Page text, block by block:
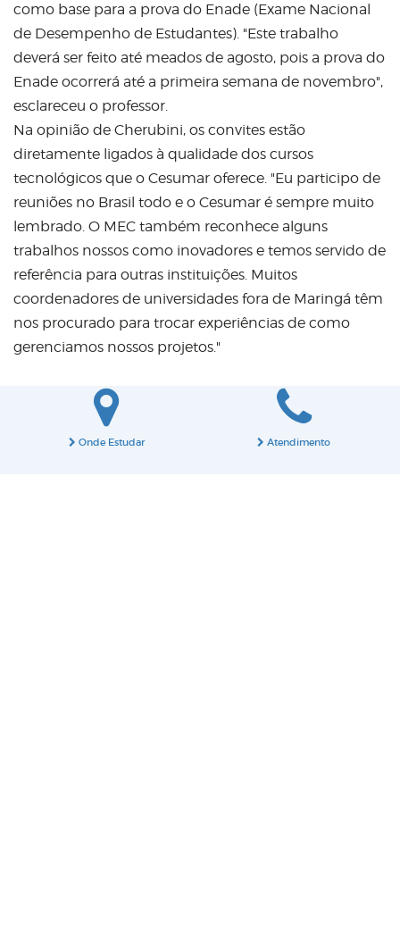
como base para a prova do Enade (Exame Nacional
de Desempenho de Estudantes). "Este trabalho
deverá ser feito até meados de agosto, pois a prova do
Enade ocorrerá até a primeira semana de novembro",
esclareceu o professor.
Na opinião de Cherubini, os convites estão
diretamente ligados à qualidade dos cursos
tecnológicos que o Cesumar oferece. "Eu participo de
reuniões no Brasil todo e o Cesumar é sempre muito
lembrado. O MEC também reconhece alguns
trabalhos nossos como inovadores e temos servido de
referência para outras instituições. Muitos
coordenadores de universidades fora de Maringá têm
nos procurado para trocar experiências de como
gerenciamos nossos projetos."
Onde Estudar Atendimento